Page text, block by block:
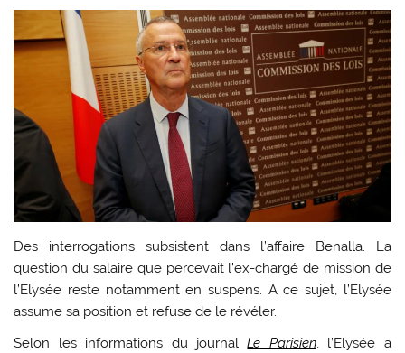
Des interrogations subsistent dans l’affaire Benalla. La
question du salaire que percevait l’ex-chargé de mission de
l’Elysée reste notamment en suspens. A ce sujet, l’Elysée
assume sa position et refuse de le révéler.
Selon les informations du journalLe Parisien, l’Elysée a